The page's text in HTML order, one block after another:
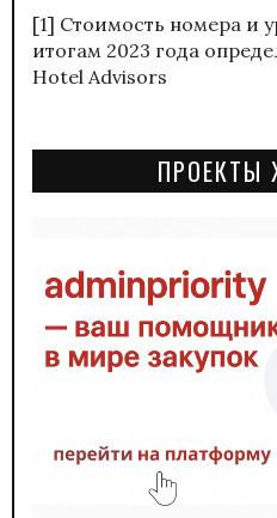
[1] Стоимость номера и
итогам 2023 года
Hotel Advisors
ПРОЕКТЫ